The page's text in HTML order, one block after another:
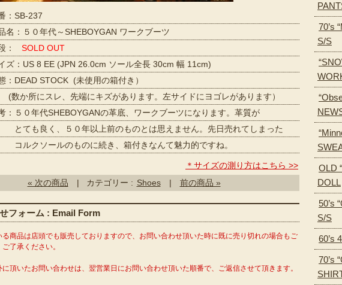
：SB-237
名：５０年代～SHEBOYGAN ワークブーツ
： SOLD OUT
ズ：US 8 EE (JPN 26.0cm ソール全長 30cm 幅 11cm)
：DEAD STOCK (未使用の箱付き）
か所にスレ、先端にキズがあります。左サイドにヨゴレがあります）
：５０年代SHEBOYGANの革底、ワークブーツになります。革質が
ても良く、５０年以上前のものとは思えません。先日売れてしまった
ルクソールのものに続き、箱付きなんて魅力的ですね。
＊サイズの測り方はこちら >>
« 次の商品
| カテゴリー : Shoes | 前の商品 »
フォーム : Email Form
る商品は店頭でも販売しておりますので、お問い合わせ頂いた時に既に売り切れの場合もご
了承ください。
に頂いたお問い合わせは、翌営業日にお問い合わせ頂いた順番で、ご返信させて頂きます。
70’s
S/S
OLD
DOLL
50’s
S/S
60’s
70’s